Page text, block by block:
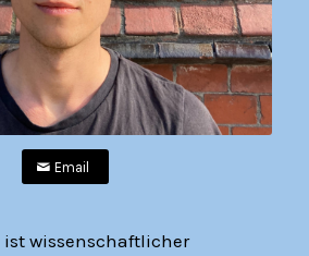
Email
ist wissenschaftlicher